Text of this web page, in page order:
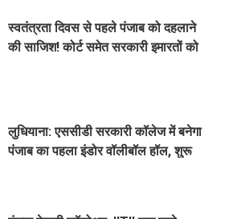
स्वतंत्रता दिवस से पहले पंजाब को दहलाने
की साजिश! कोर्ट समेत सरकारी इमारतों को
लुधियाना: एससीडी सरकारी कॉलेज में बनेगा
पंजाब का पहला इंडोर वॉलीबॉल हॉल, शुरू